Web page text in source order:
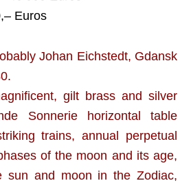
Euros
Johan Eichstedt, Gdansk
gilt brass and silver
Sonnerie horizontal table
trains, annual perpetual
of the moon and its age,
sun and moon in the Zodiac,